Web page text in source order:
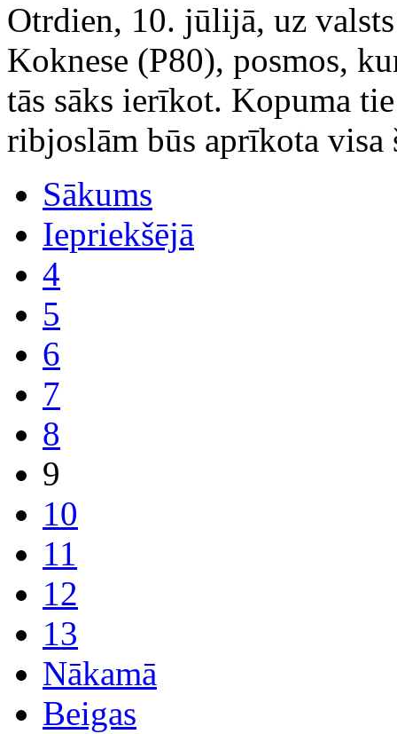
Otrdien, 10. jūlijā, uz
Koknese (P80), posmos,
tās sāks ierīkot. Kopuma
ribjoslām būs aprīkota visa
Sākums
Iepriekšējā
4
5
6
7
8
9
10
11
12
13
Nākamā
Beigas